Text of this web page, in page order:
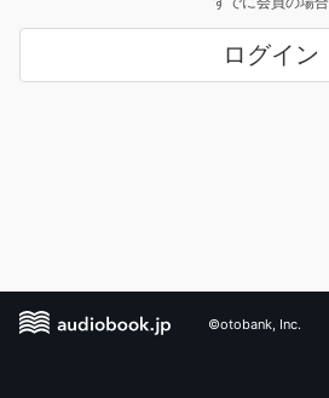
ログイン
©otobank, Inc.